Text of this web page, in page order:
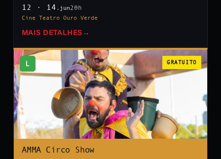
12 · 14 .jun20h
Cine Teatro Ouro Verde
MAIS DETALHES →
L GRATUITO
AMMA Circo Show